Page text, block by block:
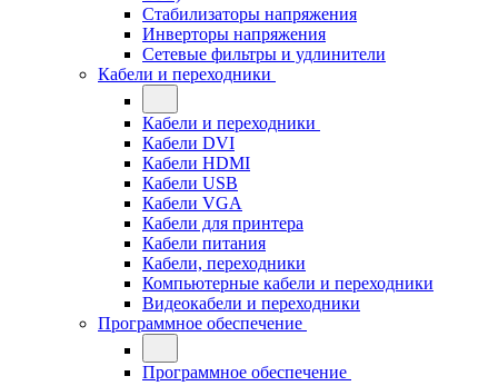
Стабилизаторы напряжения
Инверторы напряжения
Сетевые фильтры и удлинители
Кабели и переходники
Кабели и переходники
Кабели DVI
Кабели HDMI
Кабели USB
Кабели VGA
Кабели для принтера
Кабели питания
Кабели, переходники
Компьютерные кабели и переходники
Видеокабели и переходники
Программное обеспечение
Программное обеспечение